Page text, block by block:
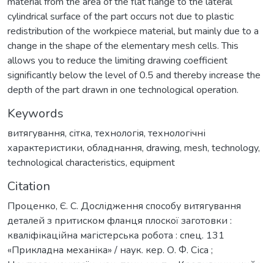
cylindrical surface of the part occurs not due to plastic
redistribution of the workpiece material, but mainly due to a
change in the shape of the elementary mesh cells. This
allows you to reduce the limiting drawing coefficient
significantly below the level of 0.5 and thereby increase the
depth of the part drawn in one technological operation.
Keywords
витягування, сітка, технологія, технологічні
характеристики, обладнання, drawing, mesh, technology,
technological characteristics, equipment
Citation
Проценко, Є. С. Дослідження способу витягування
деталей з притиском фланця плоскої заготовки :
кваліфікаційна магістерська робота : спец. 131
«Прикладна механіка» / наук. кер. О. Ф. Сіса ;